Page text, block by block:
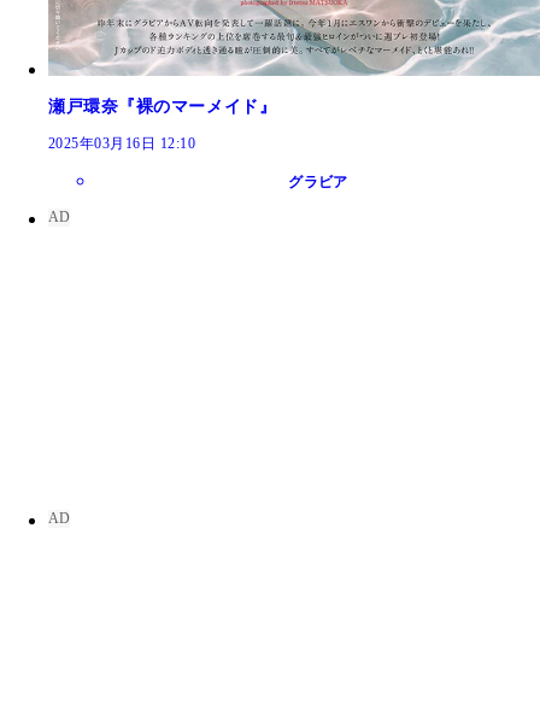
瀬戸環奈『裸のマーメイド』
2025年03月16日 12:10
グラビア